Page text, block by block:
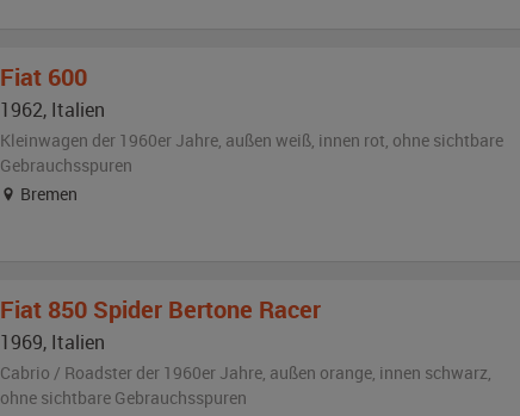
Fiat 600
1962, Italien
Kleinwagen der 1960er Jahre, außen weiß, innen rot, ohne sichtbare
Gebrauchsspuren
Bremen
Fiat 850 Spider Bertone Racer
1969, Italien
Cabrio / Roadster der 1960er Jahre, außen orange, innen schwarz,
ohne sichtbare Gebrauchsspuren